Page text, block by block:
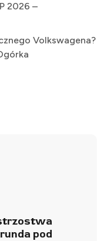
2026 –
Volkswagena?
pod